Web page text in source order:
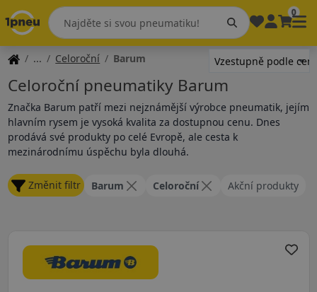
0
Celoroční Barum
Celoroční pneumatiky Barum
Značka Barum patří mezi nejznámější výrobce pneumatik, jejím
hlavním rysem je vysoká kvalita za dostupnou cenu. Dnes
prodává své produkty po celé Evropě, ale cesta k
mezinárodnímu úspěchu byla dlouhá.
Změnit filtr Barum Celoroční Akční produkty